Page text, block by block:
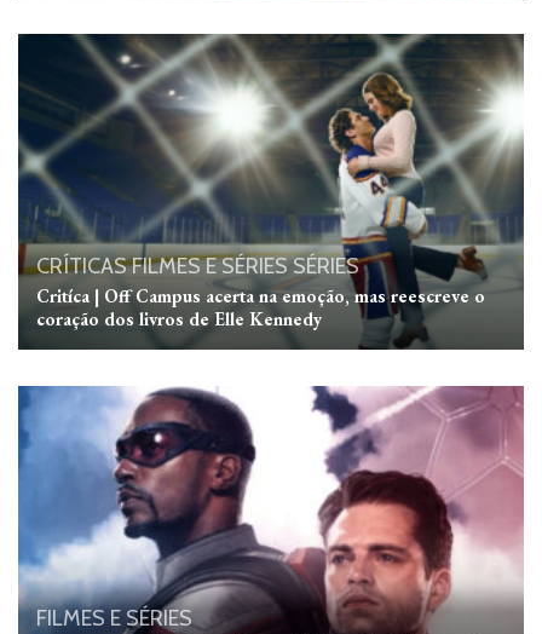
CRÍTICASFILMES E SÉRIESSÉRIES
Critíca | Off Campus acerta na emoção, mas reescreve o
coração dos livros de Elle Kennedy
FILMES E SÉRIES